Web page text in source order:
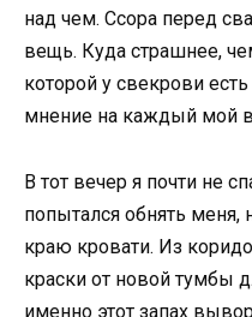
над чем. Ссора перед
вещь. Куда страшнее,
которой у свекрови
мнение на каждый мой
В тот вечер я почти не
попытался обнять меня,
краю кровати. Из
краски от новой тумбы
именно этот запах